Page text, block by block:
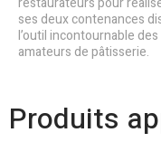
ses deux contenances
l’outil incontournable
amateurs de pâtisserie.
Produits